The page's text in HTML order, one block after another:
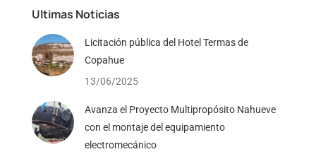
Ultimas Noticias
Licitación pública del Hotel Termas de
Copahue
13/06/2025
Avanza el Proyecto Multipropósito Nahueve
con el montaje del equipamiento
electromecánico